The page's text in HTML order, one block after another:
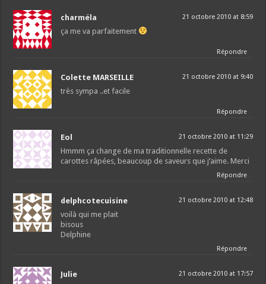
charméla 21 octobre 2010 at 8:59
ça me va parfaitement
Répondre
Colette MARSEILLE 21 octobre 2010 at 9:40
très sympa ..et facile
Répondre
Eol 21 octobre 2010 at 11:29
Hmmm ça change de ma traditionnelle recette de
carottes râpées, beaucoup de saveurs que j’aime. Merci
Répondre
delphcotecuisine 21 octobre 2010 at 12:48
voilà qui me plait
bisous
Delphine
Répondre
Julie 21 octobre 2010 at 17:57